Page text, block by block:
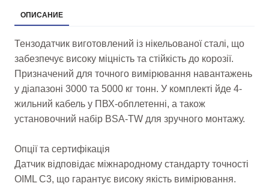
ОПИСАНИЕ
Тензодатчик виготовлений із нікельованої сталі, що
забезпечує високу міцність та стійкість до корозії.
Призначений для точного вимірювання навантажень
у діапазоні 3000 та 5000 кг тонн. У комплекті йде 4-
жильний кабель у ПВХ-обплетенні, а також
установочний набір BSA-TW для зручного монтажу.
Опції та сертифікація
Датчик відповідає міжнародному стандарту точності
OIML C3, що гарантує високу якість вимірювання.